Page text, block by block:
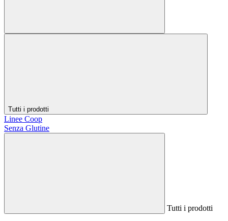
Tutti i prodotti
Linee Coop
Senza Glutine
Tutti i prodotti